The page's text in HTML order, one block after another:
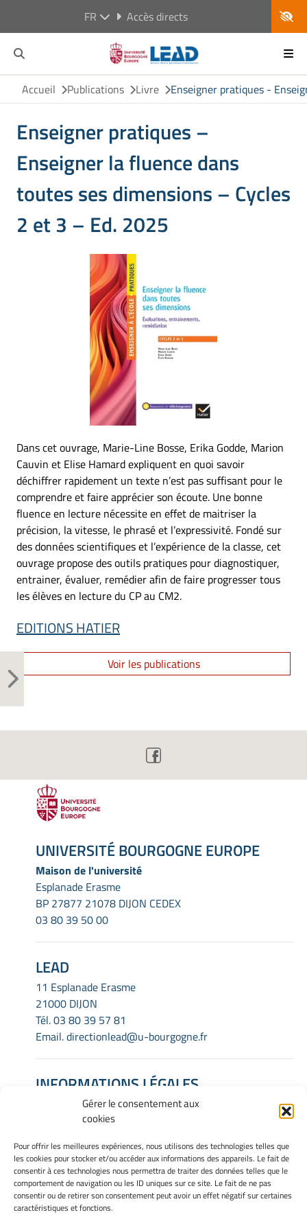
Gérer le consentement aux
cookies
Pour offrir les meilleures expériences, nous utilisons des technologies telles que
les cookies pour stocker et/ou accéder aux informations des appareils. Le fait de
consentir à ces technologies nous permettra de traiter des données telles que le
comportement de navigation ou les ID uniques sur ce site. Le fait de ne pas
consentir ou de retirer son consentement peut avoir un effet négatif sur certaines
caractéristiques et fonctions.
FR Accès directs
Accueil Publications Livre Enseigner pratiques -
Enseigner pratiques –
Enseigner la fluence dans
toutes ses dimensions – Cycles
2 et 3 – Ed. 2025
Dans cet ouvrage, Marie-Line Bosse, Erika Godde, Marion
Cauvin et Elise Hamard expliquent en quoi savoir
déchiffrer rapidement un texte n’est pas suffisant pour le
comprendre et faire apprécier son écoute. Une bonne
fluence en lecture nécessite en effet de maitriser la
précision, la vitesse, le phrasé et l’expressivité. Fondé sur
des données scientifiques et l’expérience de la classe, cet
ouvrage propose des outils pratiques pour diagnostiquer,
entrainer, évaluer, remédier afin de faire progresser tous
les élèves en lecture du CP au CM2.
EDITIONS HATIER
Voir les publications
UNIVERSITÉ BOURGOGNE EUROPE
Maison de l'université
Esplanade Erasme
BP 27877 21078 DIJON CEDEX
03 80 39 50 00
LEAD
11 Esplanade Erasme
21000 DIJON
Tél.03 80 39 57 81
Email.directionlead@u-bourgogne.fr
INFORMATIONS LÉGALES
Mentions Légales
Gérer mes cookies
Déclaration de confidentialité
Avertissement
INTRANET